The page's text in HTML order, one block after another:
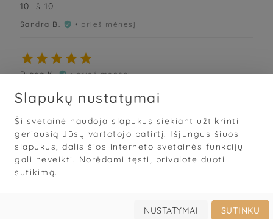
Apie
Galerija
Užsakyti

Prisijungti
10 iš 10
Sandra B.  • prieš mėnesį

Diana K.  • prieš mėnesį
Slapukų nustatymai
Ši svetainė naudoja slapukus siekiant užtikrinti
geriausią Jūsų vartotojo patirtį. Išjungus šiuos
slapukus, dalis šios interneto svetainės funkcijų
gali neveikti. Norėdami tęsti, privalote duoti
sutikimą.
NUSTATYMAI SUTINKU
Sąlygos · Privatumas · Slapukai
© 2026 „Grožis Saviems“
Mobilioji darbo knyga